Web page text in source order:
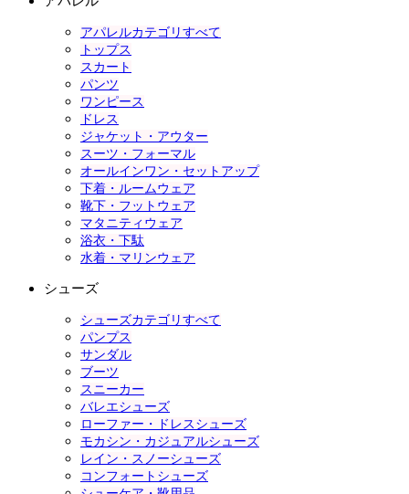
アパレルカテゴリすべて
トップス
スカート
パンツ
ワンピース
ドレス
ジャケット・アウター
スーツ・フォーマル
オールインワン・セットアップ
下着・ルームウェア
靴下・フットウェア
マタニティウェア
浴衣・下駄
水着・マリンウェア
シューズ
シューズカテゴリすべて
パンプス
サンダル
ブーツ
スニーカー
バレエシューズ
ローファー・ドレスシューズ
モカシン・カジュアルシューズ
レイン・スノーシューズ
コンフォートシューズ